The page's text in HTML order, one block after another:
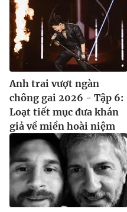
Anh trai vượt ngàn
chông gai 2026 - Tập 6:
Loạt tiết mục đưa khán
giả về miền hoài niệm